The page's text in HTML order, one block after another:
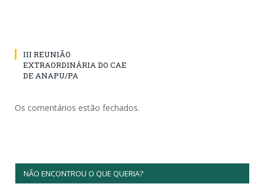
III REUNIÃO
EXTRAORDINÁRIA DO CAE
DE ANAPU/PA
Os comentários estão fechados.
NÃO ENCONTROU O QUE QUERIA?